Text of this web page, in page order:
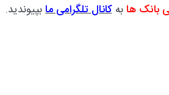
بانک هابهکانال تلگرامی مابپیوندید.